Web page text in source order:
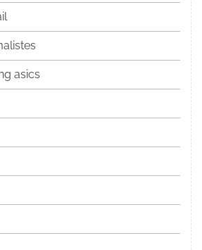
asics